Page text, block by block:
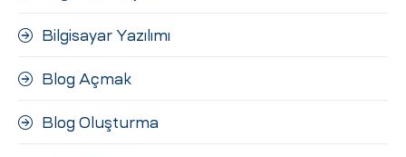
Bilgisayar Yazılımı
Blog Açmak
Blog Oluşturma